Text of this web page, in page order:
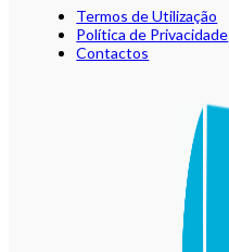
Termos de Utilização
Política de Privacidade
Contactos